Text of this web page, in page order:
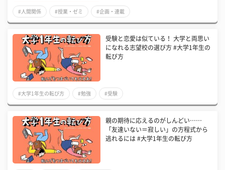
#人間関係 #授業・ゼミ #企画・連載
受験と恋愛は似ている！ 大学と両思い
になれる志望校の選び方 #大学1年生の
転び方
#大学1年生の転び方 #勉強 #受験
親の期待に応えるのがしんどい……
「友達いない＝寂しい」の方程式から
逃れるには #大学1年生の転び方